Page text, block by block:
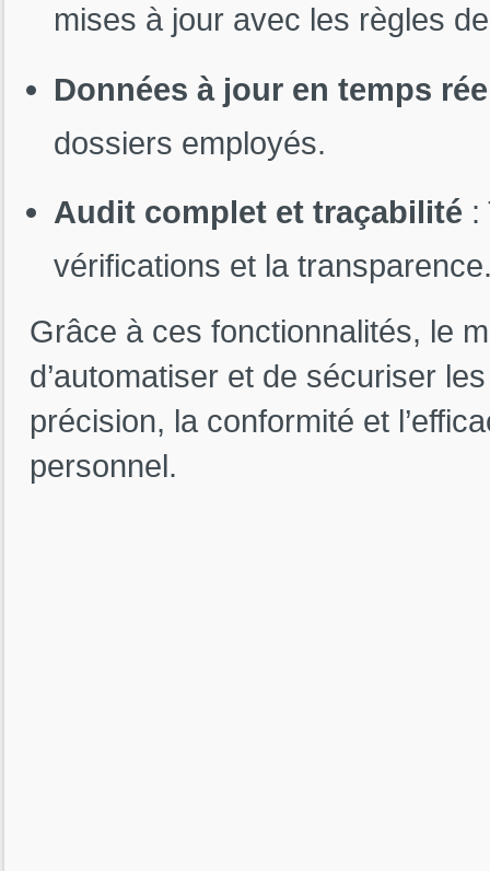
mises à jour avec les règles
Données à jour en temps
dossiers employés.
Audit complet et traçabilité :
vérifications et la
Grâce à ces fonctionnalités, le
d’automatiser et de sécuriser
précision, la conformité et
personnel.